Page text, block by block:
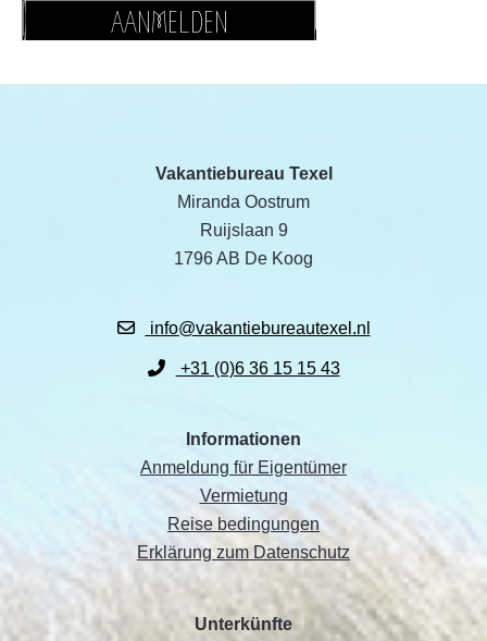
AANMELDEN
Vakantiebureau Texel
Miranda Oostrum
Ruijslaan 9
1796 AB De Koog
info@vakantiebureautexel.nl
+31 (0)6 36 15 15 43
Informationen
Anmeldung für Eigentümer
Vermietung
Reise bedingungen
Erklärung zum Datenschutz
Unterkünfte